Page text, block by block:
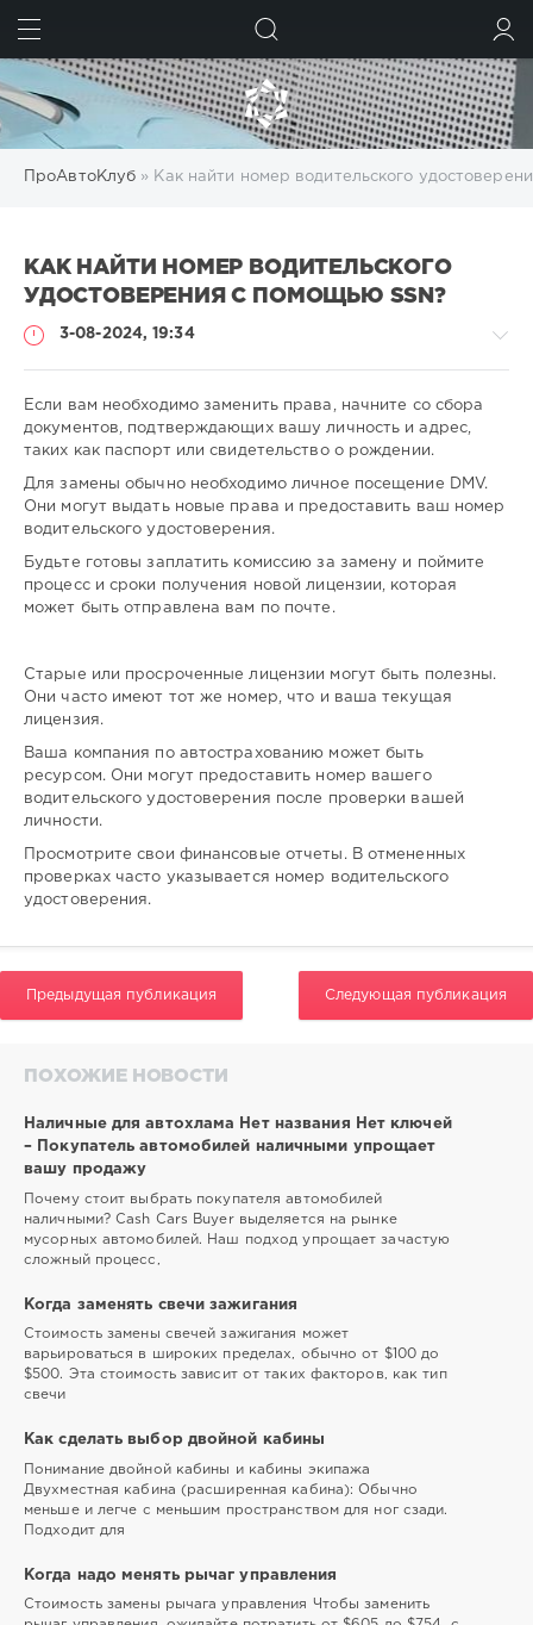
ПроАвтоКлуб » Как найти номер водительского
КАК НАЙТИ НОМЕР ВОДИТЕЛЬСКОГО
УДОСТОВЕРЕНИЯ С ПОМОЩЬЮ SSN?
3-08-2024, 19:34
-
-
0
Если вам необходимо заменить права, начните со сбора
документов, подтверждающих вашу личность и адрес,
таких как паспорт или свидетельство о рождении.
Для замены обычно необходимо личное посещение DMV.
Они могут выдать новые права и предоставить ваш номер
водительского удостоверения.
Будьте готовы заплатить комиссию за замену и поймите
процесс и сроки получения новой лицензии, которая
может быть отправлена вам по почте.
Старые или просроченные лицензии могут быть полезны.
Они часто имеют тот же номер, что и ваша текущая
лицензия.
Ваша компания по автострахованию может быть
ресурсом. Они могут предоставить номер вашего
водительского удостоверения после проверки вашей
личности.
Просмотрите свои финансовые отчеты. В отмененных
проверках часто указывается номер водительского
удостоверения.
Предыдущая публикация Следующая публикация
ПОХОЖИЕ НОВОСТИ
Наличные для автохлама Нет названия Нет ключей
– Покупатель автомобилей наличными упрощает
вашу продажу
Почему стоит выбрать покупателя автомобилей
наличными? Cash Cars Buyer выделяется на рынке
мусорных автомобилей. Наш подход упрощает зачастую
сложный процесс,
Когда заменять свечи зажигания
Стоимость замены свечей зажигания может
варьироваться в широких пределах, обычно от $100 до
$500. Эта стоимость зависит от таких факторов, как тип
свечи
Как сделать выбор двойной кабины
Понимание двойной кабины и кабины экипажа
Двухместная кабина (расширенная кабина): Обычно
меньше и легче с меньшим пространством для ног сзади.
Подходит для
Когда надо менять рычаг управления
Стоимость замены рычага управления Чтобы заменить